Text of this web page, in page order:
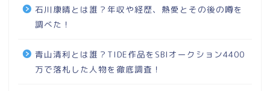
石川康晴とは誰？年収や経歴、熱愛とその後の噂を
調べた！
青山清利とは誰？TIDE作品をSBIオークション4400
万で落札した人物を徹底調査！